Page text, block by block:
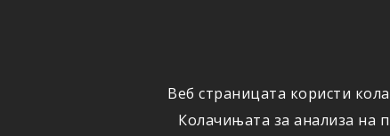
Веб страницата користи
Колачињата за анализа на
ОСИГУРУВАЊЕ ШТЕТИ